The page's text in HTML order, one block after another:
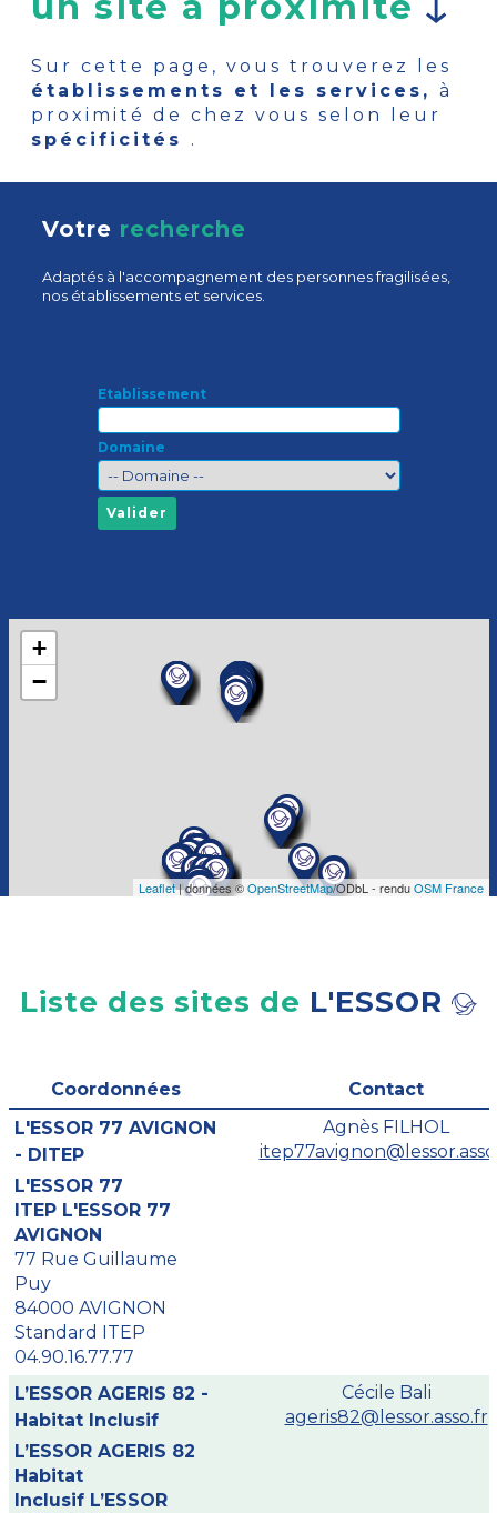
Sur cette page, vous trouverez les
établissements et les services, à
proximité de chez vous selon leur
spécificités .
Votre recherche
Adaptés à l'accompagnement des personnes fragilisées,
nos établissements et services.
Etablissement
Domaine
Valider
+
−
Leaflet| données ©OpenStreetMap/ODbL - renduOSM France
Liste des sites de L'ESSOR
Coordonnées
Contact
L'ESSOR 77 AVIGNON
- DITEP
L'ESSOR 77
ITEP L'ESSOR 77
AVIGNON
77 Rue Guillaume
Puy
84000 AVIGNON
Standard ITEP
04.90.16.77.77
Agnès FILHOL
L’ESSOR AGERIS 82 -
Habitat Inclusif
L’ESSOR AGERIS 82
Habitat
Inclusif L’ESSOR
Cécile Bali
ageris82@lessor.asso.fr